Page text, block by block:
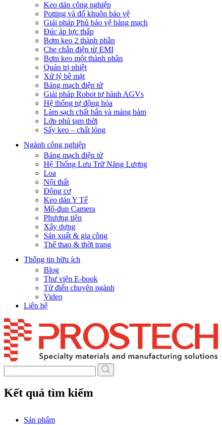
Keo dán công nghiệp
Potting và đổ khuôn bảo vệ
Giải pháp Phủ bảo vệ bảng mạch
Đúc áp lực thấp
Bơm keo 2 thành phần
Che chắn điện từ EMI
Bơm keo một thành phần
Quản trị nhiệt
Xử lý bề mặt
Bảng mạch điện tử
Giải pháp Robot tự hành AGVs
Hệ thống tự động hóa
Làm sạch chất bẩn và mảng bám
Lớp phủ tạm thời
Sấy keo – chất lỏng
Ngành công nghiệp
Bảng mạch điện tử
Hệ Thống Lưu Trữ Năng Lượng
Loa
Nội thất
Động cơ
Keo dán Y Tế
Mô-đun Camera
Phương tiện
Xây dựng
Sản xuất & gia công
Thể thao & thời trang
Thông tin hữu ích
Blog
Thư viện E-book
Từ điển chuyên ngành
Video
Liên hệ
Skip
to
content
Kết quả tìm kiếm
Sản phẩm